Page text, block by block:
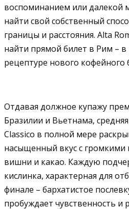
воспоминанием или далекой
найти свой собственный
границы и расстояния. Alta
найти прямой билет в Рим – в
рецептуре нового кофейного
Отдавая должное купажу
Бразилии и Вьетнама,
Classico в полной мере
насыщенный вкус с громкими
вишни и какао. Каждую
кислинка, характерная для
финале – бархатистое
пробуждает чувственность и